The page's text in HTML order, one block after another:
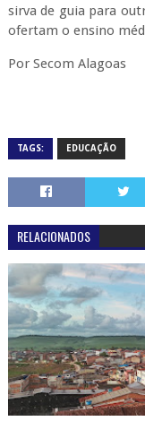
sirva de guia para
ofertam o ensino
Por Secom Alagoas
TAGS: EDUCAÇÃO
RELACIONADOS